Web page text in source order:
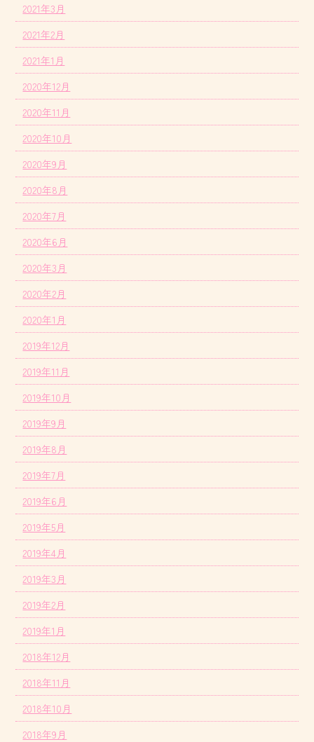
2021年3月
2021年2月
2021年1月
2020年12月
2020年11月
2020年10月
2020年9月
2020年8月
2020年7月
2020年6月
2020年3月
2020年2月
2020年1月
2019年12月
2019年11月
2019年10月
2019年9月
2019年8月
2019年7月
2019年6月
2019年5月
2019年4月
2019年3月
2019年2月
2019年1月
2018年12月
2018年11月
2018年10月
2018年9月